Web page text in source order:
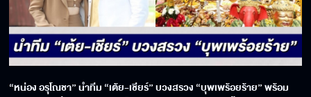
“หน่อง อรุโณชา” นำทีม “เต้ย-เชียร์” บวงสรวง “บุพเพร้อยร้าย” พร้อม